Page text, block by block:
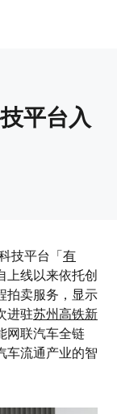
平台入
技平台「有
上线以来依托创
拍卖服务，显示
进驻苏州高铁新
网联汽车全链
车流通产业的智